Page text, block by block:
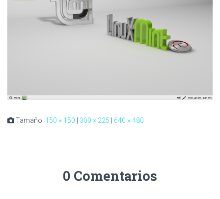
Tamaño: 150 × 150 | 300 × 225 | 640 × 480
0 Comentarios